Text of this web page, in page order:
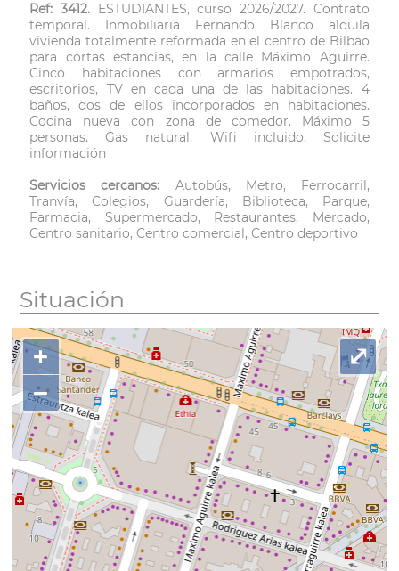
Ref: 3412. ESTUDIANTES, curso 2026/2027. Contrato
temporal. Inmobiliaria Fernando Blanco alquila
vivienda totalmente reformada en el centro de Bilbao
para cortas estancias, en la calle Máximo Aguirre.
Cinco habitaciones con armarios empotrados,
escritorios, TV en cada una de las habitaciones. 4
baños, dos de ellos incorporados en habitaciones.
Cocina nueva con zona de comedor. Máximo 5
personas. Gas natural, Wifi incluido. Solicite
información
Servicios cercanos: Autobús, Metro, Ferrocarril,
Tranvía, Colegios, Guardería, Biblioteca, Parque,
Farmacia, Supermercado, Restaurantes, Mercado,
Centro sanitario, Centro comercial, Centro deportivo
Situación
+
−
⤢